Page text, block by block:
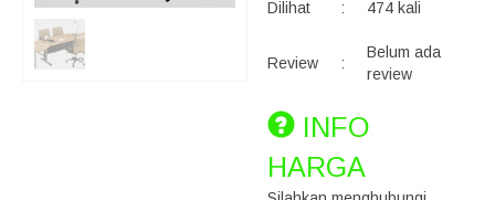
Dilihat : 474 kali
Review :
Belum ada
review
INFO
HARGA